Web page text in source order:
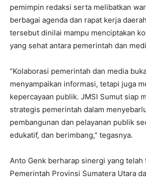
pemimpin redaksi serta melibatkan
berbagai agenda dan rapat kerja
tersebut dinilai mampu menciptakan
yang sehat antara pemerintah dan
“Kolaborasi pemerintah dan media
menyampaikan informasi, tetapi juga
kepercayaan publik. JMSI Sumut siap
strategis pemerintah dalam
pembangunan dan pelayanan publik
edukatif, dan berimbang,” tegasnya.
Anto Genk berharap sinergi yang telah
Pemerintah Provinsi Sumatera Utara